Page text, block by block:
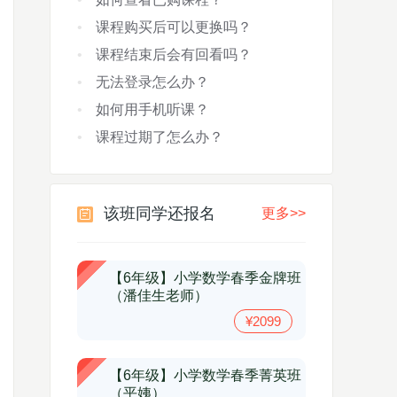
课程购买后可以更换吗？
课程结束后会有回看吗？
无法登录怎么办？
如何用手机听课？
课程过期了怎么办？
该班同学还报名 更多>>
【6年级】小学数学春季金牌班
（潘佳生老师）
¥2099
【6年级】小学数学春季菁英班
（平姨）